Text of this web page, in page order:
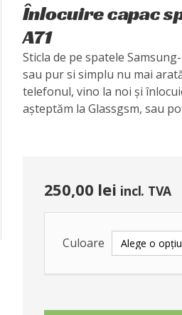
Înlocuire capac
A71
Sticla de pe spatele
sau pur si simplu nu mai
telefonul, vino la noi și
așteptăm la Glassgsm, sau
250,00 lei incl. TVA
Culoare